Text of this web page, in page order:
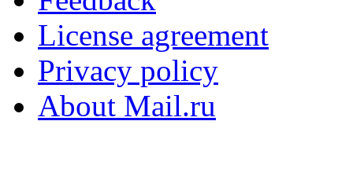
License agreement
Privacy policy
About Mail.ru